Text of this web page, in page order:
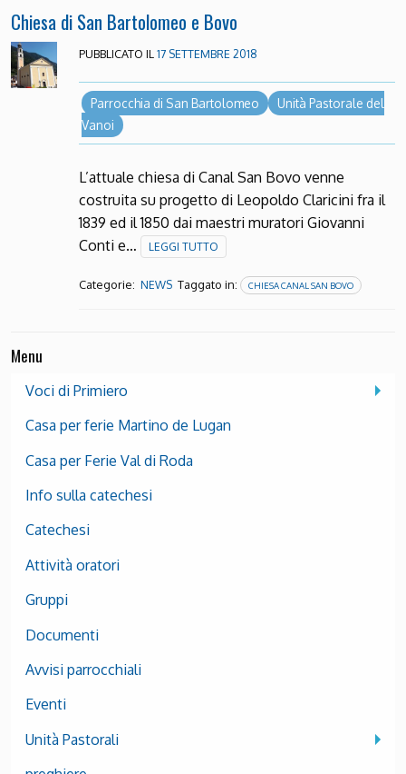
Chiesa di San Bartolomeo e Bovo
PUBBLICATO IL17 SETTEMBRE 2018
Parrocchia di San Bartolomeo
Unità Pastorale del
Vanoi
L’attuale chiesa di Canal San Bovo venne
costruita su progetto di Leopoldo Claricini fra il
1839 ed il 1850 dai maestri muratori Giovanni
Conti e…
LEGGI TUTTO
Categorie: NEWS Taggato in: CHIESA CANAL SAN BOVO
Menu
Voci di Primiero
Casa per ferie Martino de Lugan
Casa per Ferie Val di Roda
Info sulla catechesi
Catechesi
Attività oratori
Gruppi
Documenti
Avvisi parrocchiali
Eventi
Unità Pastorali